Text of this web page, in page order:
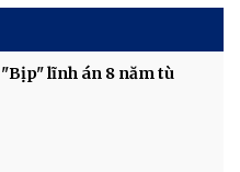
lĩnh án 8 năm tù